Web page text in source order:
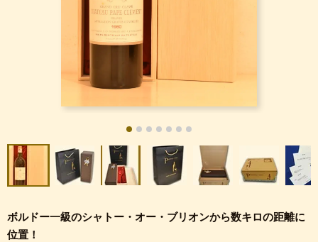
ボルドー一級のシャトー・オー・ブリオンから数キロの距離に
位置！